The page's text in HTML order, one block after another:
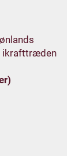
ikrafttræden